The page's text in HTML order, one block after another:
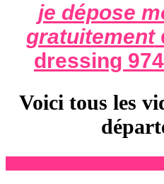
je dépose
gratuitement
dressing
Voici tous les